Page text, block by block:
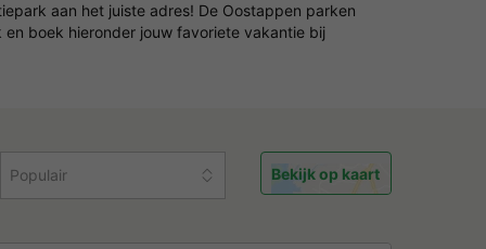
aan het juiste adres! De Oostappen parken
boek hieronder jouw favoriete vakantie bij
Populair Bekijk op kaart